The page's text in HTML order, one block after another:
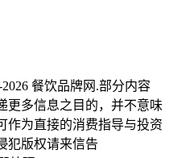
餐饮品牌网 .部分内容
更多信息之目的，并不意味
作为直接的消费指导与投资
犯版权请来信告